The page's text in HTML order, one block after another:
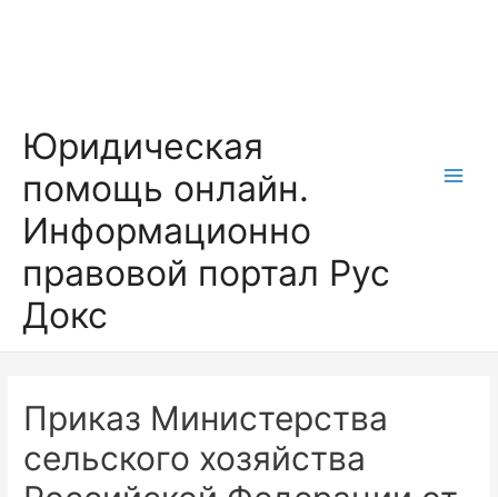
Юридическая
помощь онлайн.
Информационно
правовой портал Рус
Докс
Приказ Министерства
сельского хозяйства